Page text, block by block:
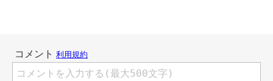
「なにを呑気に写真なんかとってるんにゃ( ﾟдﾟ)ﾎﾟｶｰ